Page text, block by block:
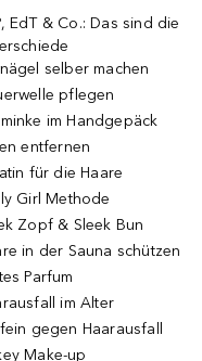
EdT & Co.: Das sind die
selber machen
pflegen
im Handgepäck
entfernen
für die Haare
Girl Methode
Zopf & Sleek Bun
in der Sauna schützen
Parfum
im Alter
gegen Haarausfall
Make-up